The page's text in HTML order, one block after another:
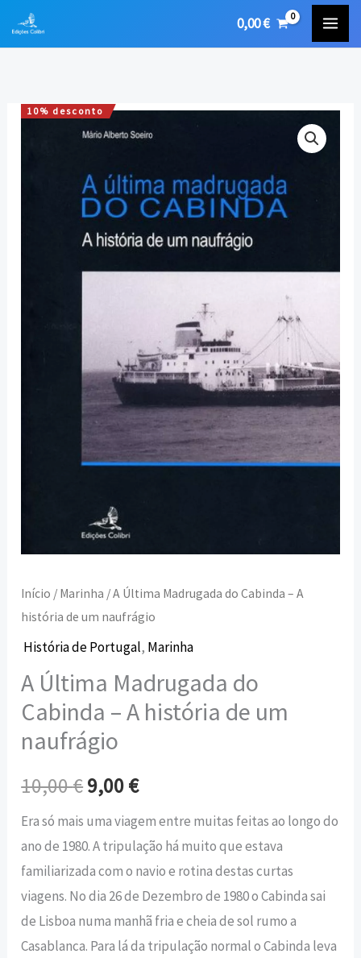
0,00€
10% desconto
Início / Marinha / A Última Madrugada do Cabinda – A
história de um naufrágio
História de Portugal, Marinha
A Última Madrugada do
Cabinda – A história de um
naufrágio
10,00€
O
preço
original
era:
10,00 €.
9,00€
O
atual
é:
9,00 €.
Era só mais uma viagem entre muitas feitas ao longo do
ano de 1980. A tripulação há muito que estava
familiarizada com o navio e rotina destas curtas
viagens. No dia 26 de Dezembro de 1980 o Cabinda sai
de Lisboa numa manhã fria e cheia de sol rumo a
Casablanca. Para lá da tripulação normal o Cabinda leva
Quantidade
Madrugada